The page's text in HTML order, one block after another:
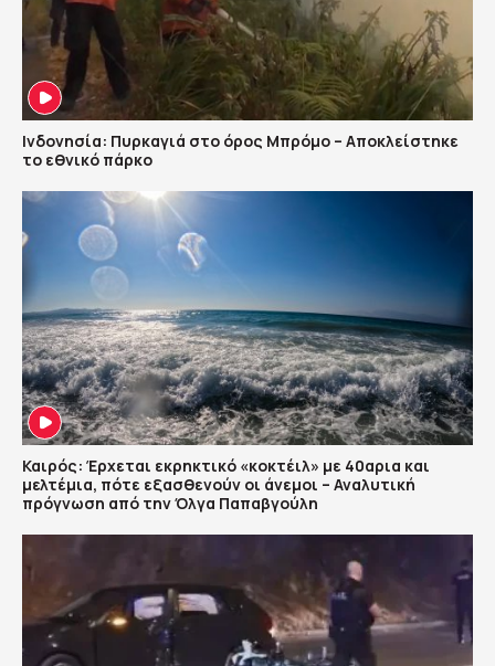
Ινδονησία: Πυρκαγιά στο όρος Μπρόμο – Αποκλείστηκε
το εθνικό πάρκο
Καιρός: Έρχεται εκρηκτικό «κοκτέιλ» με 40αρια και
μελτέμια, πότε εξασθενούν οι άνεμοι – Αναλυτική
πρόγνωση από την Όλγα Παπαβγούλη